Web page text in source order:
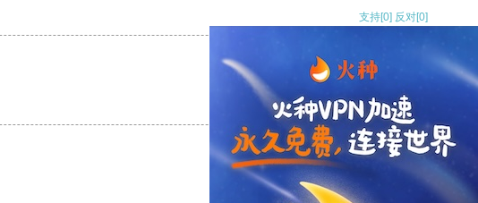
支持[0] 反对[0]
支持[0] 反对
支持